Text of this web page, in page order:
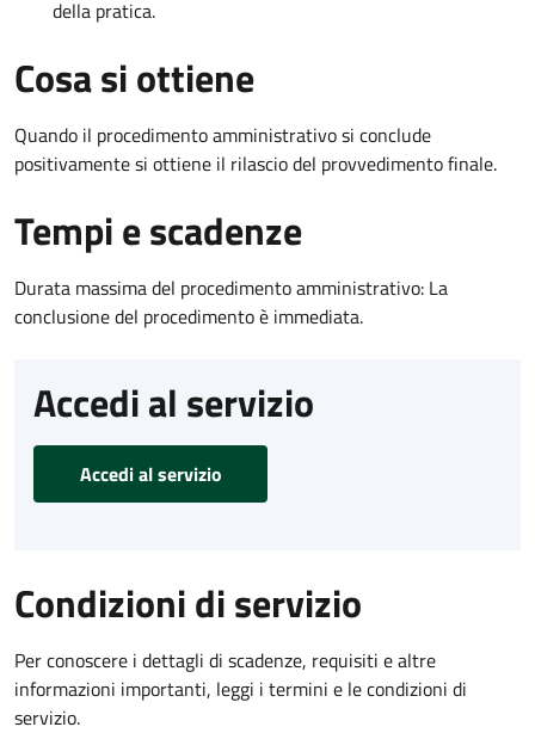
della pratica.
Cosa si ottiene
Quando il procedimento amministrativo si conclude
positivamente si ottiene il rilascio del provvedimento finale.
Tempi e scadenze
Durata massima del procedimento amministrativo: La
conclusione del procedimento è immediata.
Accedi al servizio
Accedi al servizio
Condizioni di servizio
Per conoscere i dettagli di scadenze, requisiti e altre
informazioni importanti, leggi i termini e le condizioni di
servizio.